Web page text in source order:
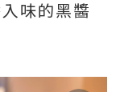
味的黑醬